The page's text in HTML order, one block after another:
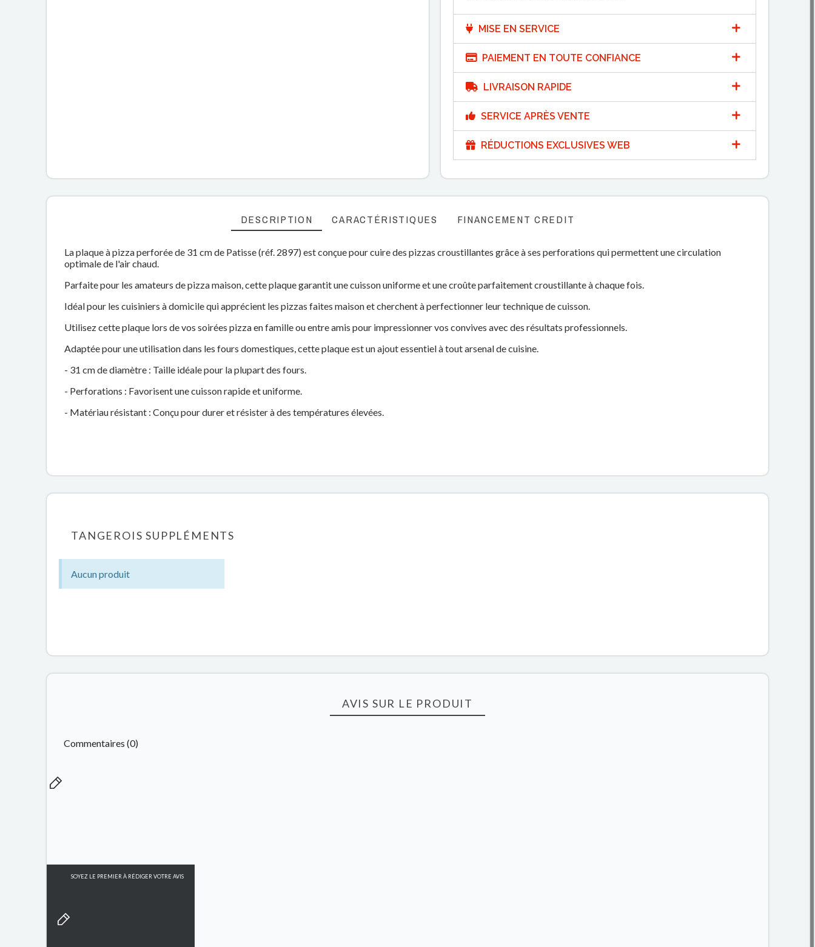
MISE EN SERVICE
PAIEMENT EN TOUTE CONFIANCE
LIVRAISON RAPIDE
SERVICE APRÈS VENTE
RÉDUCTIONS EXCLUSIVES WEB
DESCRIPTION CARACTÉRISTIQUES FINANCEMENT CREDIT
La plaque à pizza perforée de 31 cm de Patisse (réf. 2897) est conçue pour cuire des pizzas croustillantes grâce à ses perforations qui permettent une circulation
optimale de l'air chaud.
Parfaite pour les amateurs de pizza maison, cette plaque garantit une cuisson uniforme et une croûte parfaitement croustillante à chaque fois.
Idéal pour les cuisiniers à domicile qui apprécient les pizzas faites maison et cherchent à perfectionner leur technique de cuisson.
Utilisez cette plaque lors de vos soirées pizza en famille ou entre amis pour impressionner vos convives avec des résultats professionnels.
Adaptée pour une utilisation dans les fours domestiques, cette plaque est un ajout essentiel à tout arsenal de cuisine.
- 31 cm de diamètre : Taille idéale pour la plupart des fours.
- Perforations : Favorisent une cuisson rapide et uniforme.
- Matériau résistant : Conçu pour durer et résister à des températures élevées.
TANGEROIS SUPPLÉMENTS
Aucun produit
AVIS SUR LE PRODUIT
Commentaires (0)
SOYEZ LE PREMIER À RÉDIGER VOTRE AVIS